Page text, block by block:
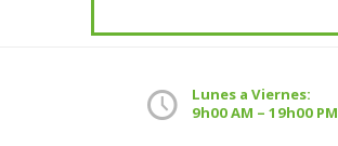
Lunes a Viernes:
9h00 AM – 19h00 PM